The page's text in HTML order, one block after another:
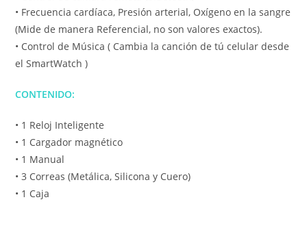
• Frecuencia cardíaca, Presión arterial, Oxígeno en la sangre
(Mide de manera Referencial, no son valores exactos).
• Control de Música ( Cambia la canción de tú celular desde
el SmartWatch )
CONTENIDO:
• 1 Reloj Inteligente
• 1 Cargador magnético
• 1 Manual
• 3 Correas (Metálica, Silicona y Cuero)
• 1 Caja